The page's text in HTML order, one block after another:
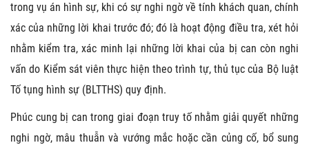
trong vụ án hình sự, khi có sự nghi ngờ về tính khách quan, chính
xác của những lời khai trước đó; đó là hoạt động điều tra, xét hỏi
nhằm kiểm tra, xác minh lại những lời khai của bị can còn nghi
vấn do Kiểm sát viên thực hiện theo trình tự, thủ tục của Bộ luật
Tố tụng hình sự (BLTTHS) quy định.
Phúc cung bị can trong giai đoạn truy tố nhằm giải quyết những
nghi ngờ, mâu thuẫn và vướng mắc hoặc cần củng cố, bổ sung